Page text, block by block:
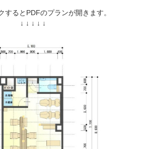
するとPDFのプランが開きます。
↓ ↓ ↓ ↓ ↓